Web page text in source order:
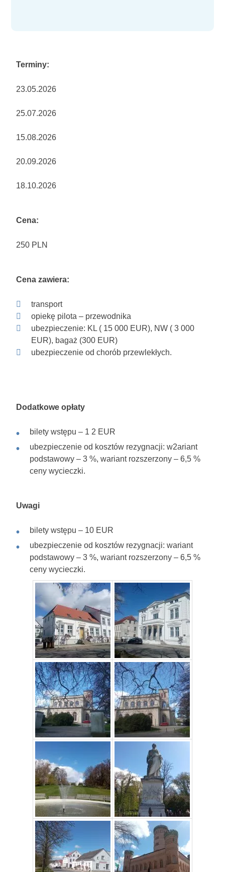
Terminy:
23.05.2026
25.07.2026
15.08.2026
20.09.2026
18.10.2026
Cena:
250 PLN
Cena zawiera:
transport
opiekę pilota – przewodnika
ubezpieczenie: KL ( 15 000 EUR), NW ( 3 000
EUR), bagaż (300 EUR)
ubezpieczenie od chorób przewlekłych.
Dodatkowe opłaty
bilety wstępu – 1 2 EUR
ubezpieczenie od kosztów rezygnacji: w2ariant
podstawowy – 3 %, wariant rozszerzony – 6,5 %
ceny wycieczki.
Uwagi
bilety wstępu – 10 EUR
ubezpieczenie od kosztów rezygnacji: wariant
podstawowy – 3 %, wariant rozszerzony – 6,5 %
ceny wycieczki.